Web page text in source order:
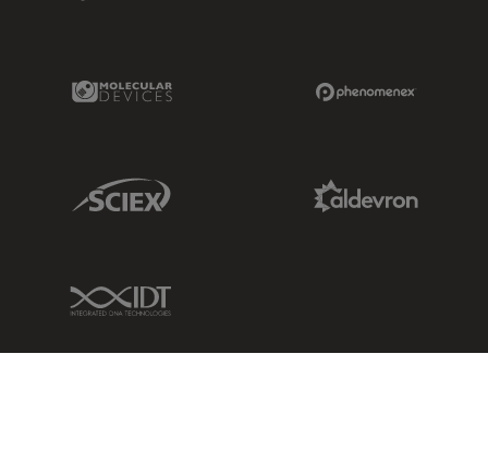
Molecular Devices Link
Sciex Link
IDT Link